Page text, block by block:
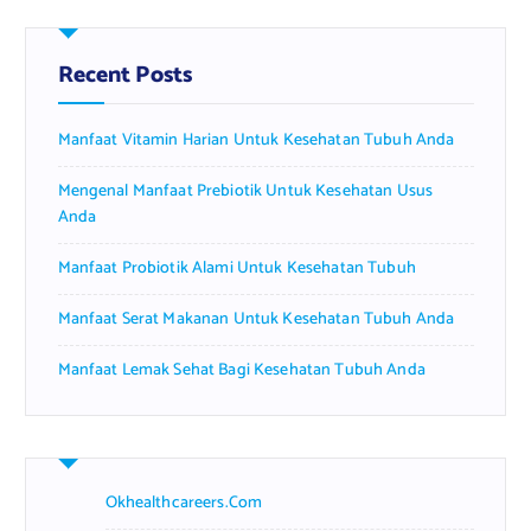
h
f
o
:
Recent Posts
Manfaat Vitamin Harian Untuk Kesehatan Tubuh Anda
Mengenal Manfaat Prebiotik Untuk Kesehatan Usus
Anda
Manfaat Probiotik Alami Untuk Kesehatan Tubuh
Manfaat Serat Makanan Untuk Kesehatan Tubuh Anda
Manfaat Lemak Sehat Bagi Kesehatan Tubuh Anda
Okhealthcareers.com